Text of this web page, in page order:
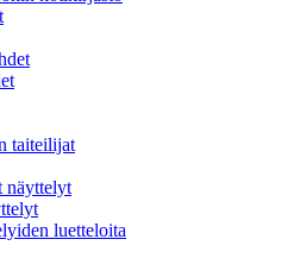
taiteilijat
näyttelyt
luetteloita